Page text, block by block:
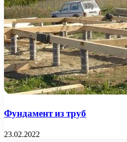
Фундамент из труб
23.02.2022